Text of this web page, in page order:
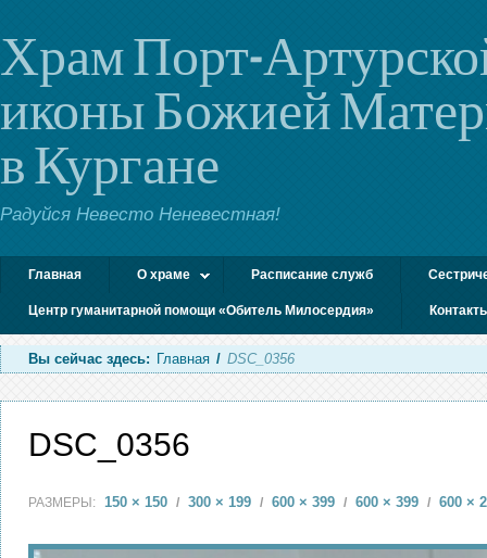
Храм Порт-
иконы Божией
в Кургане
Радуйся Невесто Неневестная!
Главная О храме Расписание служб
Центр гуманитарной помощи «Обитель Милосердия»
Вы сейчас здесь: Главная / DSC_0356
DSC_0356
РАЗМЕРЫ: 150 × 150 / 300 × 199 / 600 × 399 / 600 × 399 / 600 ×